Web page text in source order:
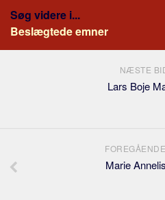
Søg videre i...
Beslægtede emner
NÆSTE
Lars Boje
Marie